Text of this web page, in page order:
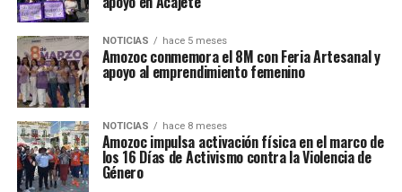
NOTICIAS hace 5 meses
Amozoc conmemora el 8M con Feria Artesanal y
apoyo al emprendimiento femenino
NOTICIAS hace 8 meses
Amozoc impulsa activación física en el marco de
los 16 Días de Activismo contra la Violencia de
Género